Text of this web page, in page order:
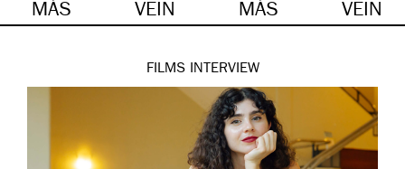
MÁS VEIN MÁS VEIN
FILMS INTERVIEW